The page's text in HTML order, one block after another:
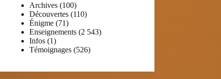
Archives (100)
Découvertes (110)
Énigme (71)
Enseignements (2 543)
Infos (1)
Témoignages (526)